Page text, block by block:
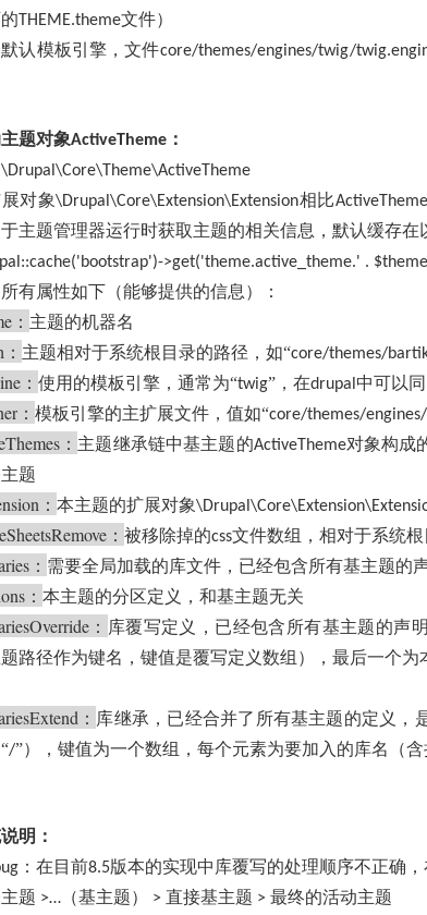
THEME.theme文件）
认模板引擎，文件core/themes/engines/twig/
题对象ActiveTheme ：
\Drupal\Core\Theme\ActiveTheme
对象\Drupal\Core\Extension\Extension相比ActiveTheme
主题管理器运行时获取主题的相关信息，默认缓存在
>get('theme.active_theme.' .
有属性如下（能够提供的信息）：
： 主题的机器名
： 主题相对于系统根目录的路径，如“core/themes/
： 使用的模板引擎，通常为“twig”，在drupal 中可以
： 模板引擎的主扩展文件，值如“core/themes/
： 主题继承链中基主题的ActiveTheme对象构成
题
： 本主题的扩展对象
： 被移除掉的css文件数组，相对于系统
： 需要全局加载的库文件，已经包含所有基主题的
： 本主题的分区定义，和基主题无关
： 库覆写定义，已经包含所有基主题的声
路径作为键名，键值是覆写定义数组），最后一个
： 库继承，已经合并了所有基主题的定义，
/”），键值为一个数组，每个元素为要加入的库名（
明：
：在目前8.5版本的实现中库覆写的处理顺序不正确
题 >… （基主题） > 直接基主题 > 最终的活动主题